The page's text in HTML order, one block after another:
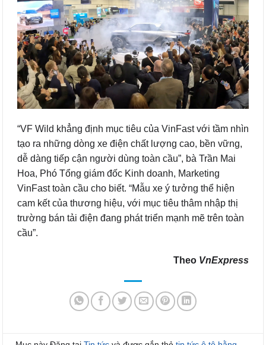
“VF Wild khẳng định mục tiêu của VinFast với tầm nhìn
tạo ra những dòng xe điện chất lượng cao, bền vững,
dễ dàng tiếp cận người dùng toàn cầu”, bà Trần Mai
Hoa, Phó Tổng giám đốc Kinh doanh, Marketing
VinFast toàn cầu cho biết. “Mẫu xe ý tưởng thể hiện
cam kết của thương hiệu, với mục tiêu thâm nhập thị
trường bán tải điện đang phát triển mạnh mẽ trên toàn
cầu”.
Theo VnExpress